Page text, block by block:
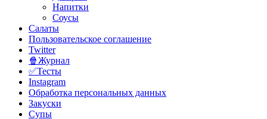
Напитки
Соусы
Салаты
Пользовательское соглашение
Twitter
🍿Журнал
✅Тесты
Instagram
Обработка персональных данных
Закуски
Супы